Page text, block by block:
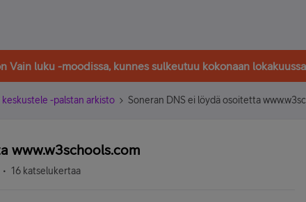
Vain luku -moodissa, kunnes sulkeutuu kokonaan lokakuussa
keskustele -palstan arkisto Soneran DNS ei löydä osoitetta
www.w3schools.com
16 katselukertaa